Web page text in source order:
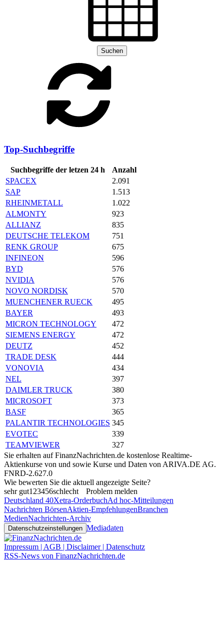
Suchen
Top-Suchbegriffe
Suchbegriffe der letzen 24 h
Anzahl
SPACEX
2.091
SAP
1.513
RHEINMETALL
1.022
ALMONTY
923
ALLIANZ
835
DEUTSCHE TELEKOM
751
RENK GROUP
675
INFINEON
596
BYD
576
NVIDIA
576
NOVO NORDISK
570
MUENCHENER RUECK
495
BAYER
493
MICRON TECHNOLOGY
472
SIEMENS ENERGY
472
DEUTZ
452
TRADE DESK
444
VONOVIA
434
NEL
397
DAIMLER TRUCK
380
MICROSOFT
373
BASF
365
PALANTIR TECHNOLOGIES 345
EVOTEC
339
TEAMVIEWER
327
Sie erhalten auf FinanzNachrichten.de kostenlose Realtime-
Aktienkurse von und sowie Kurse und Daten von ARIVA.DE AG.
FNRD-2.627.0
Wie bewerten Sie die aktuell angezeigte Seite?
sehr gut1 23456schlecht
Problem melden
Deutschland 40Xetra-OrderbuchAd hoc-Mitteilungen
Nachrichten BörsenAktien-EmpfehlungenBranchen
MedienNachrichten-Archiv
Datenschutzeinstellungen Mediadaten
Impressum | AGB | Disclaimer | Datenschutz
RSS-News von FinanzNachrichten.de